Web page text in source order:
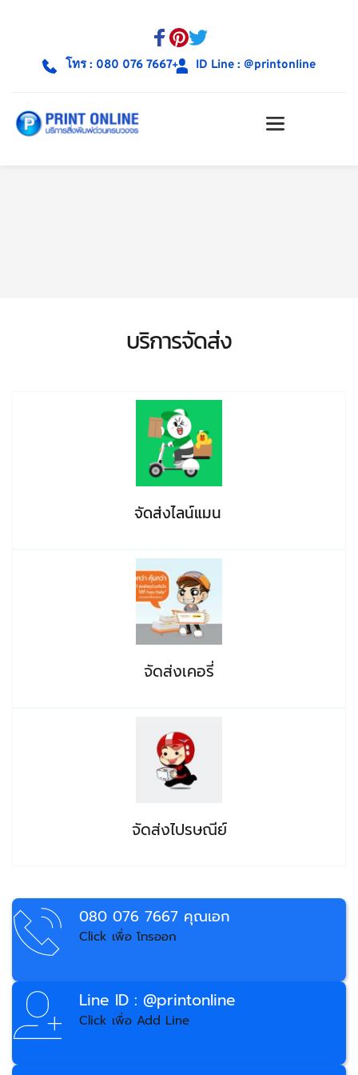
โทร : 080 076 7667 ID Line : @printonline
บริการจัดส่ง
จัดส่งไลน์แมน
จัดส่งเคอรี่
จัดส่งไปรษณีย์
080 076 7667 คุณเอก
Click เพื่อ โทรออก
Line ID : @printonline
Click เพื่อ Add Line